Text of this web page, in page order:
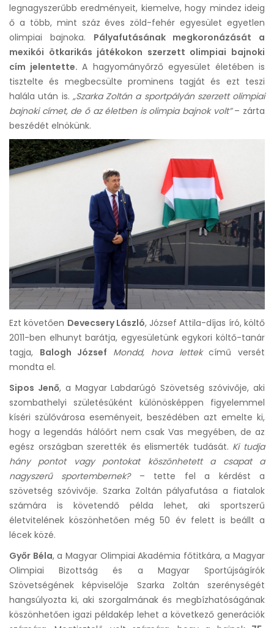
legnagyszerűbb eredményeit, kiemelve, hogy mindez ideig
ő a több, mint száz éves zöld-fehér egyesület egyetlen
olimpiai bajnoka. Pályafutásának megkoronázását a
mexikói ötkarikás játékokon szerzett olimpiai bajnoki
cím jelentette.A hagyományőrző egyesület életében is
tisztelte és megbecsülte prominens tagját és ezt teszi
halála után is. „Szarka Zoltán a sportpályán szerzett olimpiai
bajnoki címet, de ő az életben is olimpia bajnok volt”– zárta
beszédét elnökünk.
Ezt követően Devecsery László, József Attila-díjas író, költő
2011-ben elhunyt barátja, egyesületünk egykori költő-tanár
tagja, Balogh József Mondd, hova lettekcímű versét
mondta el.
Sipos Jenő, a Magyar Labdarúgó Szövetség szóvivője, aki
szombathelyi születésűként különösképpen figyelemmel
kíséri szülővárosa eseményeit, beszédében azt emelte ki,
hogy a legendás hálóőrt nem csak Vas megyében, de az
egész országban szerették és elismerték tudását. Ki tudja
hány pontot vagy pontokat köszönhetett a csapat a
nagyszerű sportembernek?– tette fel a kérdést a
szövetség szóvivője. Szarka Zoltán pályafutása a fiatalok
számára is követendő példa lehet, aki sportszerű
életvitelének köszönhetően még 50 év felett is beállt a
lécek közé.
Győr Béla, a Magyar Olimpiai Akadémia főtitkára, a Magyar
Olimpiai Bizottság és a Magyar Sportújságírók
Szövetségének képviselője Szarka Zoltán szerénységét
hangsúlyozta ki, aki szorgalmának és megbízhatóságának
köszönhetően igazi példakép lehet a következő generációk